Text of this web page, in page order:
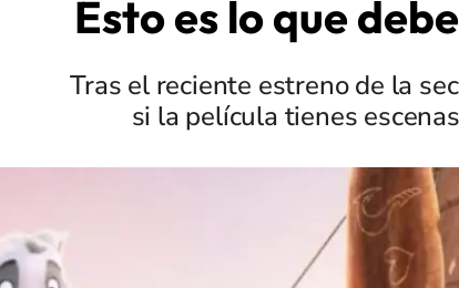
Esto es lo que
Tras el reciente estreno de la
si la película tienes